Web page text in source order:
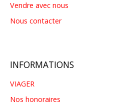
Vendre avec nous
Nous contacter
INFORMATIONS
VIAGER
Nos honoraires